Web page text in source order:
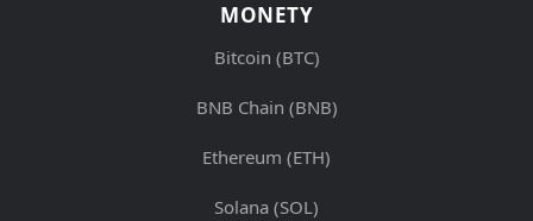
MONETY
Bitcoin (BTC)
BNB Chain (BNB)
Ethereum (ETH)
Solana (SOL)